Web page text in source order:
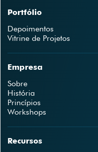
Portfólio
Depoimentos
Vitrine de Projetos
Empresa
Sobre
História
Princípios
Workshops
Recursos